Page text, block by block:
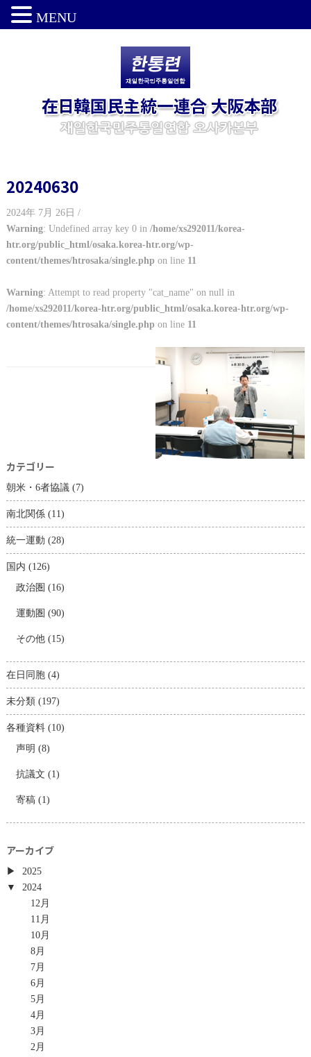
20240630
2024年 7月 26日 /
Warning: Undefined array key 0 in /home/xs292011/korea-
htr.org/public_html/osaka.korea-htr.org/wp-
content/themes/htrosaka/single.php on line 11
Warning: Attempt to read property "cat_name" on null in
/home/xs292011/korea-htr.org/public_html/osaka.korea-htr.org/wp-
content/themes/htrosaka/single.php on line 11
カテゴリー
朝米・6者協議(7)
南北関係(11)
統一運動 (28)
国内 (126)
政治圏 (16)
運動圏 (90)
その他(15)
在日同胞(4)
未分類 (197)
各種資料(10)
声明 (8)
抗議文 (1)
寄稿(1)
アーカイブ
2025
2024
12月
11月
10月
8月
7月
6月
5月
4月
3月
2月
MENU